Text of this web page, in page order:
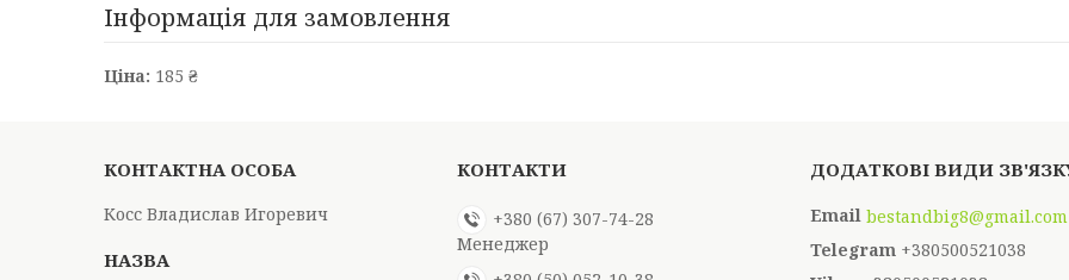
Інформація для замовлення
Ціна: 185 ₴
Косс Владислав Игоревич
+380 (67) 307-74-28
Менеджер
bestandbig8@gmail.com
+380500521038